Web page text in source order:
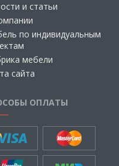
и статьи
по индивидуальным
мебели
сайта
ОПЛАТЫ